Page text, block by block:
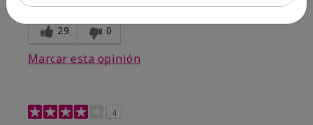
29 0
Marcar esta opinión
4